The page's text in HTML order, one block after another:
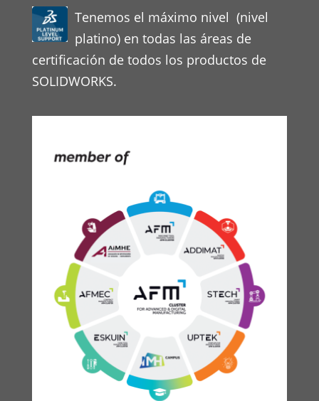
Tenemos el máximo nivel (nivel
platino) en todas las áreas de
certificación de todos los productos de
SOLIDWORKS.